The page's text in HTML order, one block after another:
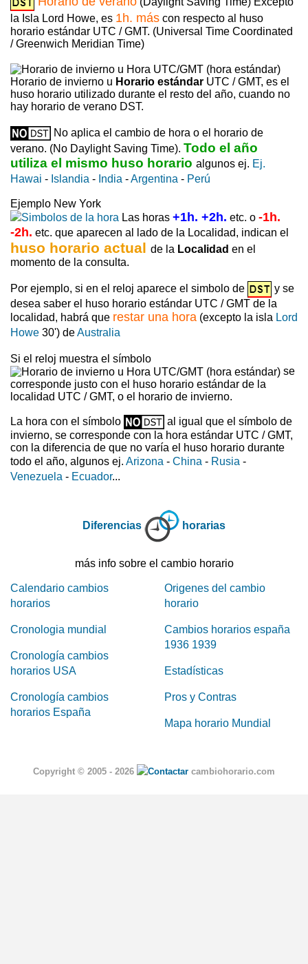
la Isla Lord Howe, es 1h. más con respecto al huso
horario estándar UTC / GMT. (Universal Time Coordinated
/ Greenwich Meridian Time)
Horario de invierno u Horario estándar UTC / GMT, es el
huso horario utilizado durante el resto del año, cuando no
hay horario de verano DST.
No aplica el cambio de hora o el horario de
verano. (No Daylight Saving Time). Todo el año
utiliza el mismo huso horario algunos ej. Ej.
Hawai - Islandia - India -Argentina - Perú
Ejemplo New York
Las horas +1h. +2h. etc. o -1h.
-2h. etc. que aparecen al lado de la Localidad, indican el
huso horario actual de la Localidad en el
momento de la consulta.
Por ejemplo, si en el reloj aparece el simbolo de
y se
desea saber el huso horario estándar UTC / GMT de la
localidad, habrá que restar una hora (excepto la isla Lord
Howe 30') deAustralia
Si el reloj muestra el símbolo
se
corresponde justo con el huso horario estándar de la
localidad UTC / GMT, o el horario de invierno.
La hora con el símbolo
al igual que el símbolo de
invierno, se corresponde con la hora estándar UTC / GMT,
con la diferencia de que no varía el huso horario durante
todo el año, algunos ej. Arizona - China - Rusia -
Venezuela - Ecuador...
Diferencias horarias
más info sobre el cambio horario
Calendario cambios
horarios
Cronologia mundial
Cronología cambios
horarios USA
Cronología cambios
horarios España
Origenes del cambio
horario
Cambios horarios españa
1936 1939
Estadísticas
Pros y Contras
Mapa horario Mundial
Copyright © 2005 - 2026 cambiohorario.com